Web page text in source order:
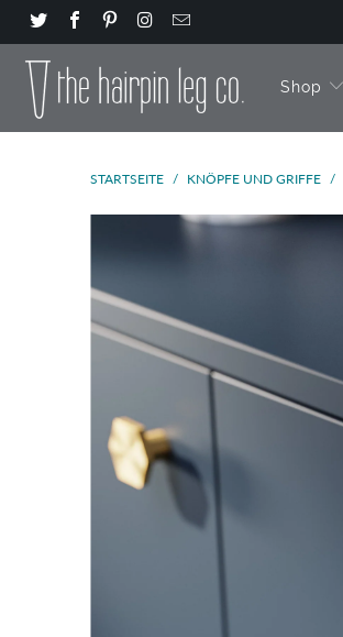
Shop
STARTSEITE / KNÖPFE UND GRIFFE /